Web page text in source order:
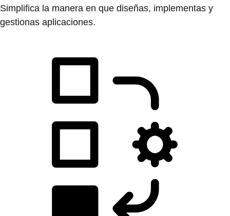
Simplifica la manera en que diseñas, implementas y
gestionas aplicaciones.